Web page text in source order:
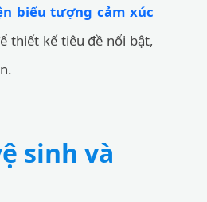
biểu tượng cảm xúc
thiết kế tiêu đề nổi bật,
sinh và